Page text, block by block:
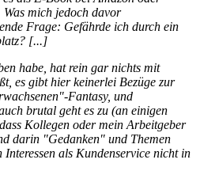
mich jedoch davor
Frage: Gefährde ich durch ein
[...]
habe, hat rein gar nichts mit
es gibt hier keinerlei Bezüge zur
Fantasy, und
brutal geht es zu (an einigen
Kollegen oder mein Arbeitgeber
darin "Gedanken" und Themen
als Kundenservice nicht in